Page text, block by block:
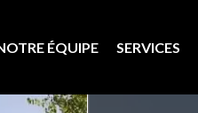
ÉQUIPE
SERVICES